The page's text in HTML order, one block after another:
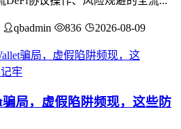
qbadmin 836 2026-08-09
局，虚假陷阱频现，这些防